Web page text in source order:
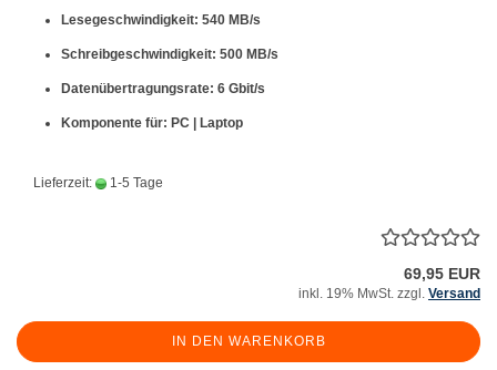
Lesegeschwindigkeit: 540 MB/s
Schreibgeschwindigkeit: 500 MB/s
Datenübertragungsrate: 6 Gbit/s
Komponente für: PC | Laptop
Lieferzeit: 1-5 Tage
69,95 EUR
inkl. 19% MwSt. zzgl. Versand
IN DEN WARENKORB